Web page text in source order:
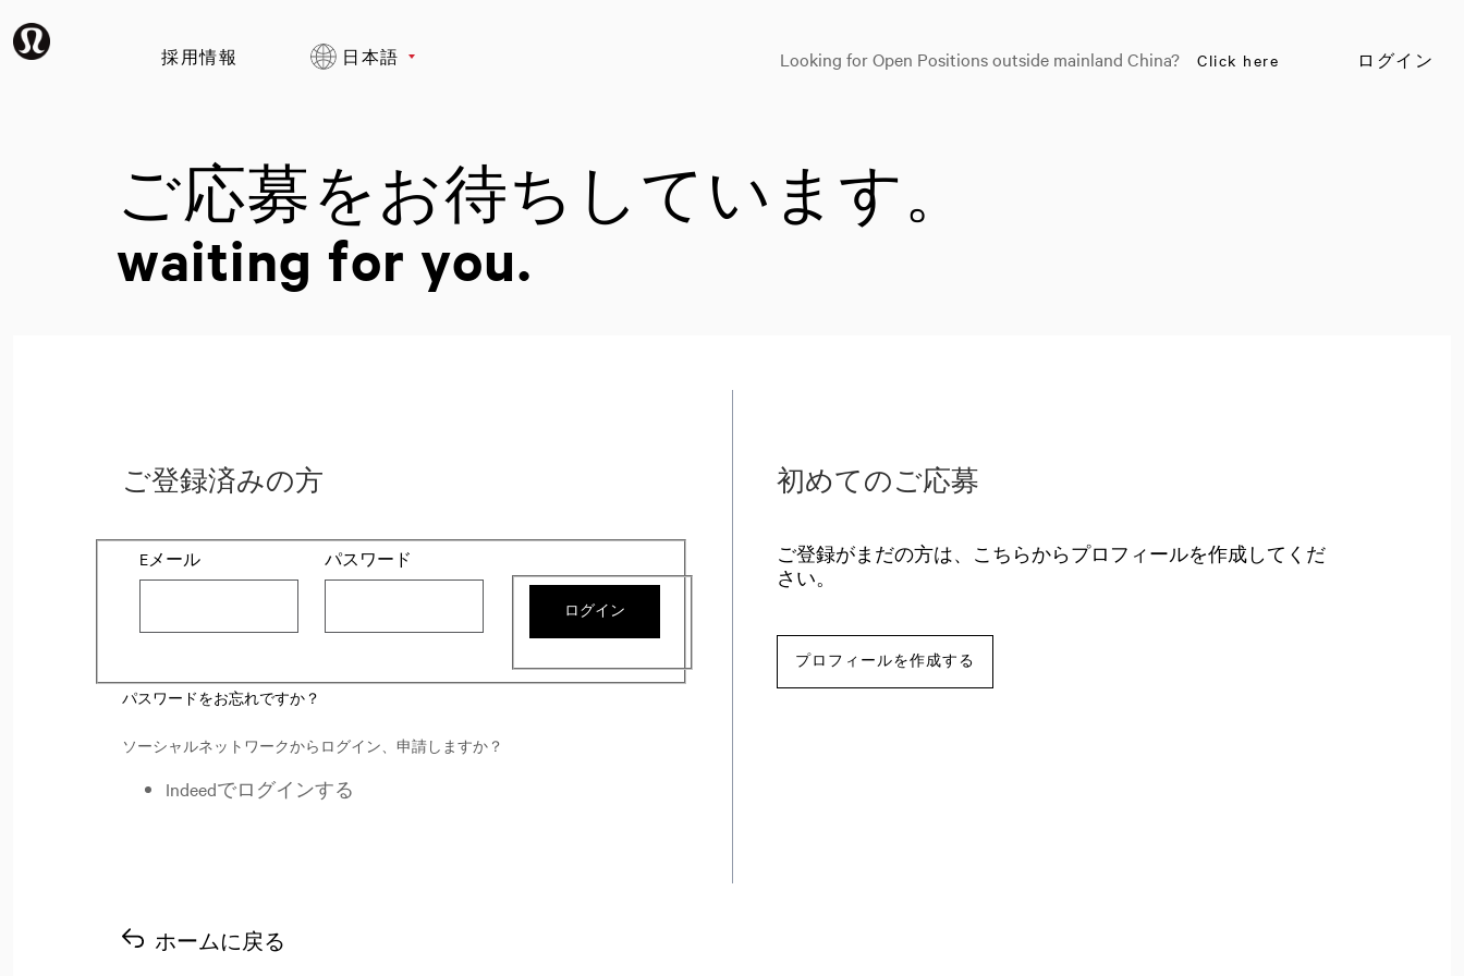
採用情報 ログイン
日本語 Looking for Open Positions outside mainland China? Click here
ご応募をお待ちしています。
waiting for you.
ご登録済みの方
ログイン：ユーザーとパスワード
Eメール パスワード
ログイン
パスワードをお忘れですか？
ソーシャルネットワークからログイン、申請しますか？
Indeedでログインする
初めてのご応募
ご登録がまだの方は、こちらからプロフィールを作成してくだ
さい。
プロフィールを作成する
ホームに戻る